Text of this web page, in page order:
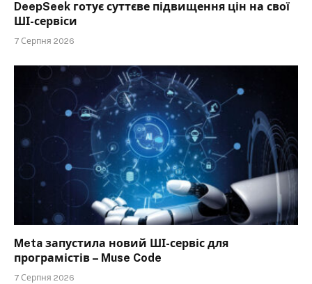
DeepSeek готує суттєве підвищення цін на свої
ШІ-сервіси
7 Серпня 2026
Meta запустила новий ШІ-сервіс для
програмістів – Muse Code
7 Серпня 2026